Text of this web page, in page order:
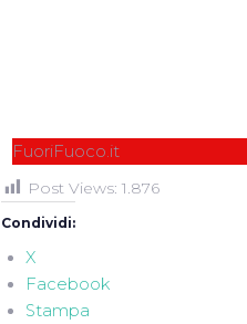
FuoriFuoco.it
Post Views: 1.876
Condividi:
X
Facebook
Stampa